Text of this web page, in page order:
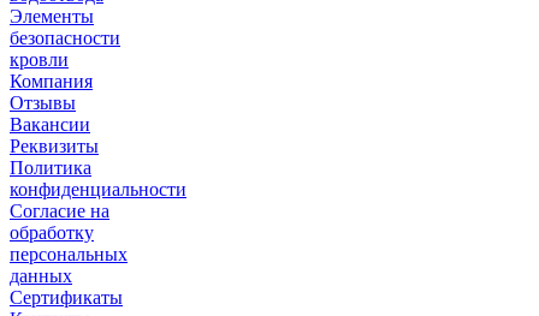
Элементы
безопасности
кровли
Компания
Отзывы
Вакансии
Реквизиты
Политика
конфиденциальности
Согласие на
обработку
персональных
данных
Сертификаты